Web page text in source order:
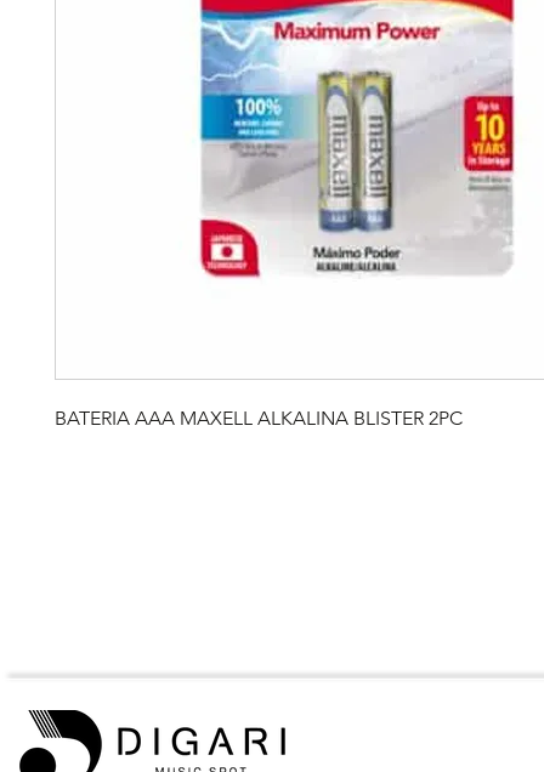
BATERIA AAA MAXELL ALKALINA BLISTER 2PC